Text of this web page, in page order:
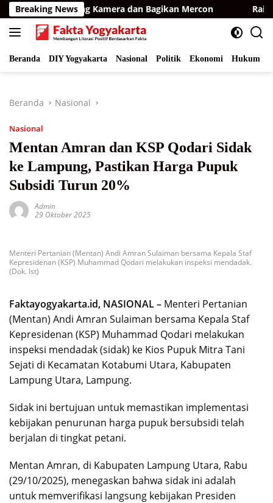
Langsung
ke
konten
Breaking News
Pasang Kamera dan Bagikan Mercon Raih Opini
Beranda DIY Yogyakarta Nasional Politik Ekonomi Hukum
Beranda Nasional
Nasional
Mentan Amran dan KSP Qodari Sidak
ke Lampung, Pastikan Harga Pupuk
Subsidi Turun 20%
Admin
29 Oktober 2025
Menteri Pertanian (Mentan) Andi Amran Sulaiman bersama Kepala Staf
Kepresidenan (KSP) Muhammad Qodari melakukan inspeksi mendadak.
(Dok. Ist)
Faktayogyakarta.id, NASIONAL – Menteri Pertanian
(Mentan) Andi Amran Sulaiman bersama Kepala Staf
Kepresidenan (KSP) Muhammad Qodari melakukan
inspeksi mendadak (sidak) ke Kios Pupuk Mitra Tani
Sejati di Kecamatan Kotabumi Utara, Kabupaten
Lampung Utara, Lampung.
Sidak ini bertujuan untuk memastikan implementasi
kebijakan penurunan harga pupuk bersubsidi telah
berjalan di tingkat petani.
Mentan Amran, di Kabupaten Lampung Utara, Rabu
(29/10/2025), menegaskan bahwa sidak ini adalah
untuk memverifikasi langsung kebijakan Presiden